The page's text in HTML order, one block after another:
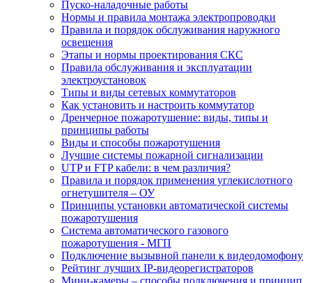
Пуско-наладочные работы
Нормы и правила монтажа электропроводки
Правила и порядок обслуживания наружного
освещения
Этапы и нормы проектирования СКС
Правила обслуживания и эксплуатации
электроустановок
Типы и виды сетевых коммутаторов
Как установить и настроить коммутатор
Дренчерное пожаротушение: виды, типы и
принципы работы
Виды и способы пожаротушения
Лучшие системы пожарной сигнализации
UTP и FTP кабели: в чем различия?
Правила и порядок применения углекислотного
огнетушителя – ОУ
Принципы установки автоматической системы
пожаротушения
Система автоматического газового
пожаротушения - МГП
Подключение вызывной панели к видеодомофону
Рейтинг лучших IP-видеорегистраторов
Мини-камеры – способы подключения и принцип